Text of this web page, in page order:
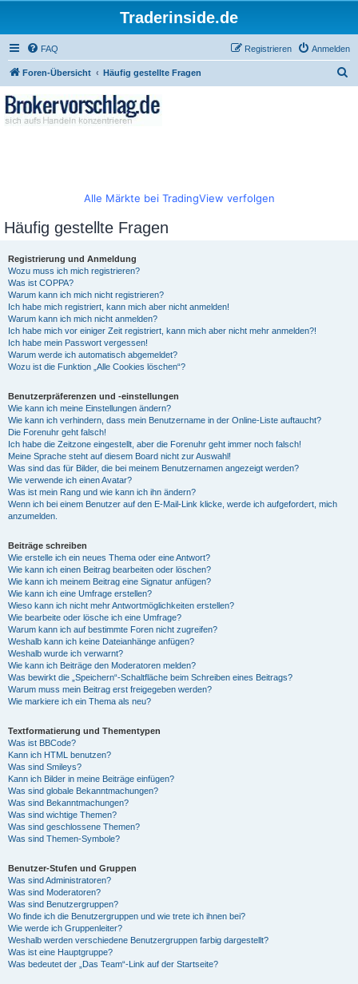
Traderinside.de
FAQ Anmelden
Registrieren
Foren-Übersicht Häufig gestellte Fragen
Alle Märkte bei TradingView verfolgen
Häufig gestellte Fragen
Registrierung und Anmeldung
Wozu muss ich mich registrieren?
Was ist COPPA?
Warum kann ich mich nicht registrieren?
Ich habe mich registriert, kann mich aber nicht anmelden!
Warum kann ich mich nicht anmelden?
Ich habe mich vor einiger Zeit registriert, kann mich aber nicht mehr anmelden?!
Ich habe mein Passwort vergessen!
Warum werde ich automatisch abgemeldet?
Wozu ist die Funktion „Alle Cookies löschen“?
Benutzerpräferenzen und -einstellungen
Wie kann ich meine Einstellungen ändern?
Wie kann ich verhindern, dass mein Benutzername in der Online-Liste auftaucht?
Die Forenuhr geht falsch!
Ich habe die Zeitzone eingestellt, aber die Forenuhr geht immer noch falsch!
Meine Sprache steht auf diesem Board nicht zur Auswahl!
Was sind das für Bilder, die bei meinem Benutzernamen angezeigt werden?
Wie verwende ich einen Avatar?
Was ist mein Rang und wie kann ich ihn ändern?
Wenn ich bei einem Benutzer auf den E-Mail-Link klicke, werde ich aufgefordert, mich
anzumelden.
Beiträge schreiben
Wie erstelle ich ein neues Thema oder eine Antwort?
Wie kann ich einen Beitrag bearbeiten oder löschen?
Wie kann ich meinem Beitrag eine Signatur anfügen?
Wie kann ich eine Umfrage erstellen?
Wieso kann ich nicht mehr Antwortmöglichkeiten erstellen?
Wie bearbeite oder lösche ich eine Umfrage?
Warum kann ich auf bestimmte Foren nicht zugreifen?
Weshalb kann ich keine Dateianhänge anfügen?
Weshalb wurde ich verwarnt?
Wie kann ich Beiträge den Moderatoren melden?
Was bewirkt die „Speichern“-Schaltfläche beim Schreiben eines Beitrags?
Warum muss mein Beitrag erst freigegeben werden?
Wie markiere ich ein Thema als neu?
Textformatierung und Thementypen
Was ist BBCode?
Kann ich HTML benutzen?
Was sind Smileys?
Kann ich Bilder in meine Beiträge einfügen?
Was sind globale Bekanntmachungen?
Was sind Bekanntmachungen?
Was sind wichtige Themen?
Was sind geschlossene Themen?
Was sind Themen-Symbole?
Benutzer-Stufen und Gruppen
Was sind Administratoren?
Was sind Moderatoren?
Was sind Benutzergruppen?
Wo finde ich die Benutzergruppen und wie trete ich ihnen bei?
Wie werde ich Gruppenleiter?
Weshalb werden verschiedene Benutzergruppen farbig dargestellt?
Was ist eine Hauptgruppe?
Was bedeutet der „Das Team“-Link auf der Startseite?